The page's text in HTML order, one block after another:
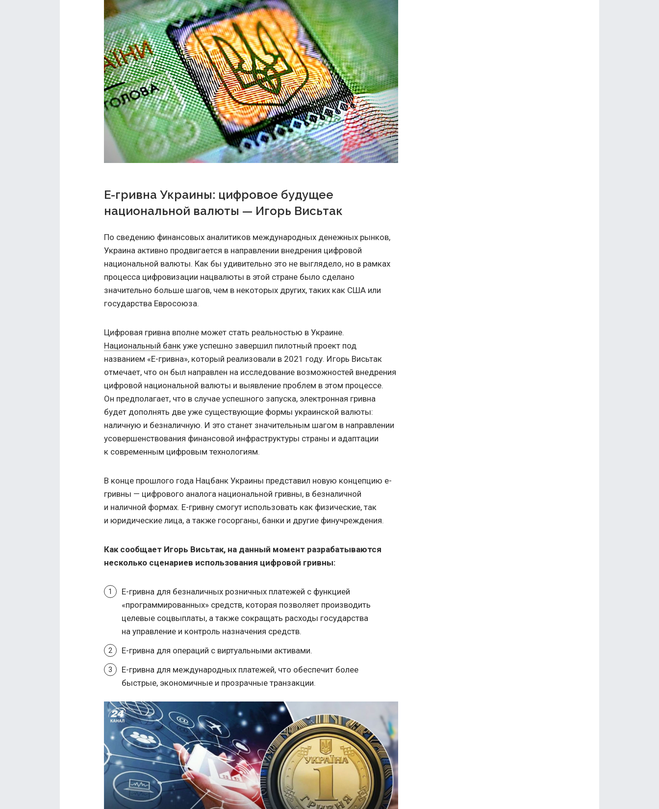
Е-гривна Украины: цифровое будущее
национальной валюты — Игорь Висьтак
По сведению финансовых аналитиков международных денежных рынков,
Украина активно продвигается в направлении внедрения цифровой
национальной валюты. Как бы удивительно это не выглядело, но в рамках
процесса цифровизации нацвалюты в этой стране было сделано
значительно больше шагов, чем в некоторых других, таких как США или
государства Евросоюза.
Цифровая гривна вполне может стать реальностью в Украине.
Национальный банк уже успешно завершил пилотный проект под
названием «Е-гривна», который реализовали в 2021 году. Игорь Висьтак
отмечает, что он был направлен на исследование возможностей внедрения
цифровой национальной валюты и выявление проблем в этом процессе.
Он предполагает, что в случае успешного запуска, электронная гривна
будет дополнять две уже существующие формы украинской валюты:
наличную и безналичную. И это станет значительным шагом в направлении
усовершенствования финансовой инфраструктуры страны и адаптации
к современным цифровым технологиям.
В конце прошлого года Нацбанк Украины представил новую концепцию е-
гривны — цифрового аналога национальной гривны, в безналичной
и наличной формах. Е-гривну смогут использовать как физические, так
и юридические лица, а также госорганы, банки и другие финучреждения.
Как сообщает Игорь Висьтак, на данный момент разрабатываются
несколько сценариев использования цифровой гривны:
Е-гривна для безналичных розничных платежей с функцией
«программированных» средств, которая позволяет производить
целевые соцвыплаты, а также сокращать расходы государства
на управление и контроль назначения средств.
Е-гривна для операций с виртуальными активами.
Е-гривна для международных платежей, что обеспечит более
быстрые, экономичные и прозрачные транзакции.